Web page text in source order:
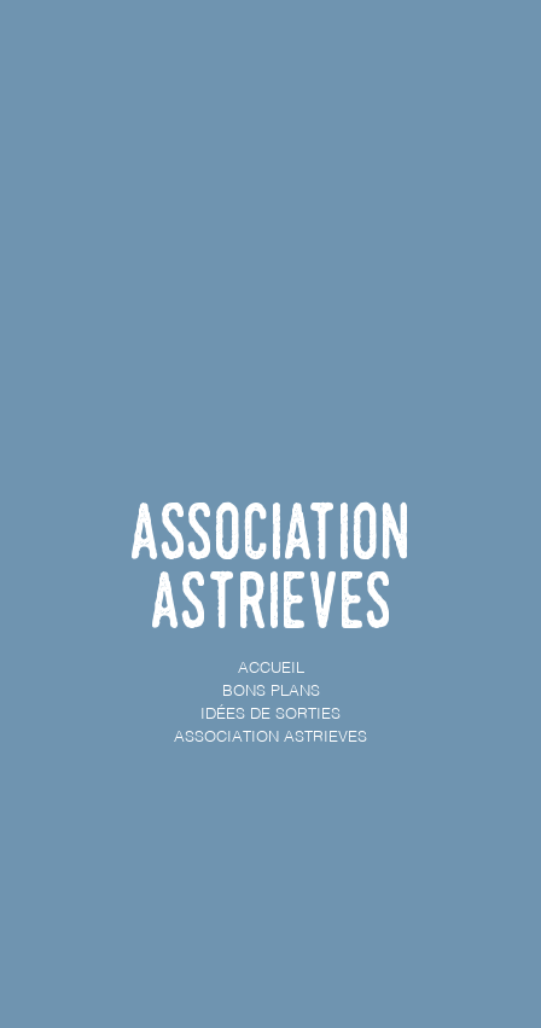
Association
Astrieves
ACCUEIL
BONS PLANS
IDÉES DE SORTIES
ASSOCIATION ASTRIEVES